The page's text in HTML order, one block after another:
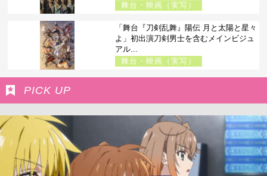
舞台・映画（実写）
「舞台『刀剣乱舞』陽伝 月と太陽と星々
よ」初出演刀剣男士を含むメインビジュ
アル...
舞台・映画（実写）
PICK UP